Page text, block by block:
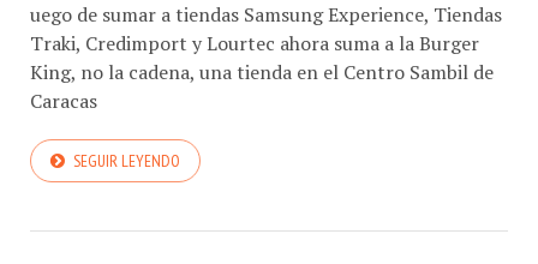
uego de sumar a tiendas Samsung Experience, Tiendas
Traki, Credimport y Lourtec ahora suma a la Burger
King, no la cadena, una tienda en el Centro Sambil de
Caracas
SEGUIR LEYENDO